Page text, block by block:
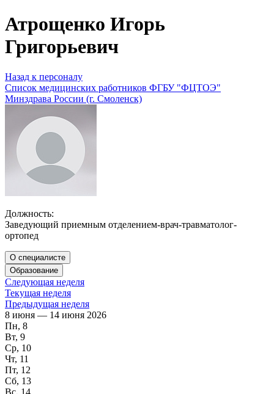
Атрощенко Игорь
Григорьевич
Назад к персоналу
Список медицинских работников ФГБУ "ФЦТОЭ"
Минздрава России (г. Смоленск)
Должность:
Заведующий приемным отделением-врач-травматолог-
ортопед
О специалисте
Образование
Следующая неделя
Текущая неделя
Предыдущая неделя
8 июня — 14 июня 2026
Пн, 8
Вт, 9
Ср, 10
Чт, 11
Пт, 12
Сб, 13
Вс, 14